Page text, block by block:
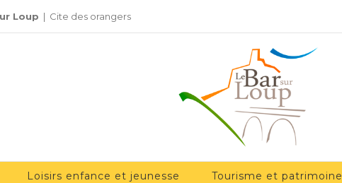
Loup | Cite des orangers
Loisirs enfance et jeunesse Tourisme et patrimoine